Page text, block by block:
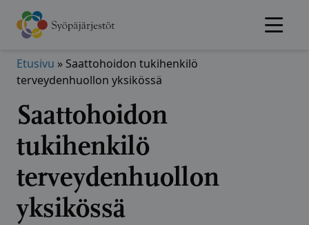
Hyppää
sisältöön
Etusivu » Saattohoidon tukihenkilö
terveydenhuollon yksikössä
Saattohoidon
tukihenkilö
terveydenhuollon
yksikössä